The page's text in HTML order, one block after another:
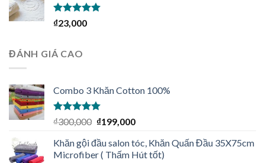
Được xếp
hạng
₫23,000
ĐÁNH GIÁ CAO
Combo 3 Khăn Cotton 100%
Được xếp
hạng
sao
₫300,000 ₫199,000
Khăn gội đầu salon tóc, Khăn Quấn Đầu 35X75cm
Microfiber ( Thấm Hút tốt)